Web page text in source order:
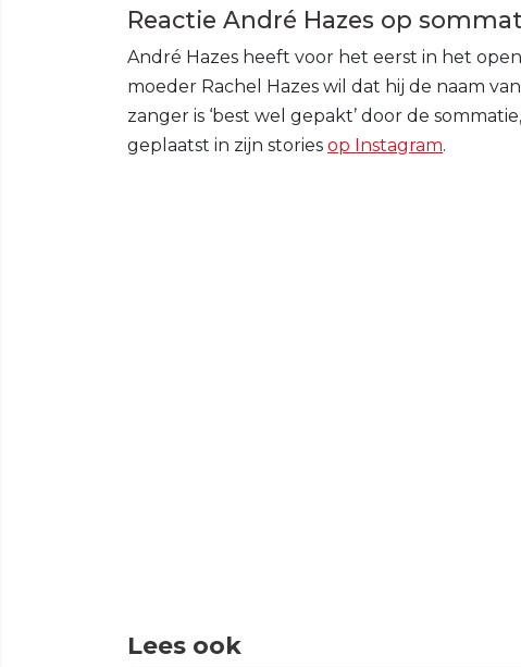
Reactie André Hazes op
André Hazes heeft voor het eerst in het
moeder Rachel Hazes wil dat hij de naam
zanger is ‘best wel gepakt’ door de
geplaatst in zijn stories op Instagram.
Lees ook